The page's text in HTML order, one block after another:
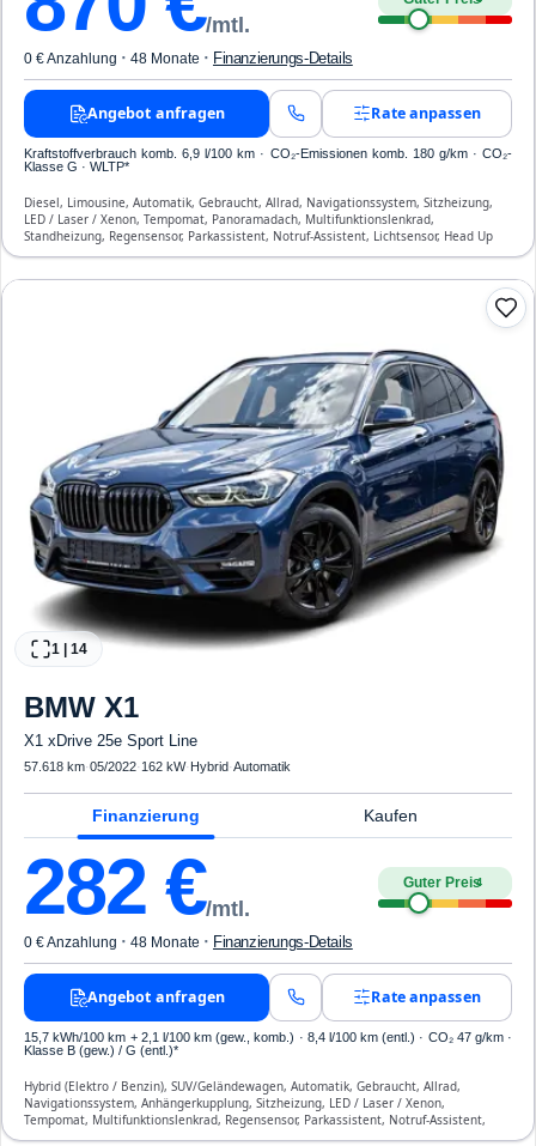
/mtl.
0 € Anzahlung · 48 Monate · Finanzierungs-Details
Angebot anfragen Rate anpassen
Kraftstoffverbrauch komb. 6,9 l/100 km · CO₂-Emissionen komb. 180 g/km · CO₂-
Klasse G · WLTP*
Diesel, Limousine, Automatik, Gebraucht, Allrad, Navigationssystem, Sitzheizung,
LED / Laser / Xenon, Tempomat, Panoramadach, Multifunktionslenkrad,
Standheizung, Regensensor, Parkassistent, Notruf-Assistent, Lichtsensor, Head Up
Display, Start/Stopp-Automatik, Bluetooth, Freisprecheinrichtung, Verkehrszeichen-
1 | 14
BMW X1
X1 xDrive 25e Sport Line
57.618 km·05/2022· 162 kW· Hybrid·Automatik
Finanzierung Kaufen
282 €/mtl.
Guter Preis4
0 € Anzahlung · 48 Monate · Finanzierungs-Details
Angebot anfragen Rate anpassen
15,7 kWh/100 km + 2,1 l/100 km (gew., komb.) · 8,4 l/100 km (entl.) · CO₂ 47 g/km ·
Klasse B (gew.) / G (entl.)*
Hybrid (Elektro / Benzin), SUV/Geländewagen, Automatik, Gebraucht, Allrad,
Navigationssystem, Anhängerkupplung, Sitzheizung, LED / Laser / Xenon,
Tempomat, Multifunktionslenkrad, Regensensor, Parkassistent, Notruf-Assistent,
Head Up Display, Start/Stopp-Automatik, Bluetooth, Freisprecheinrichtung,